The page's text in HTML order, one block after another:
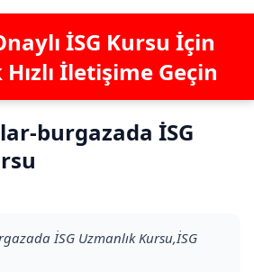
İSG Kursu İçin
İletişime Geçin
burgazada İSG
İSG Uzmanlık Kursu,İSG